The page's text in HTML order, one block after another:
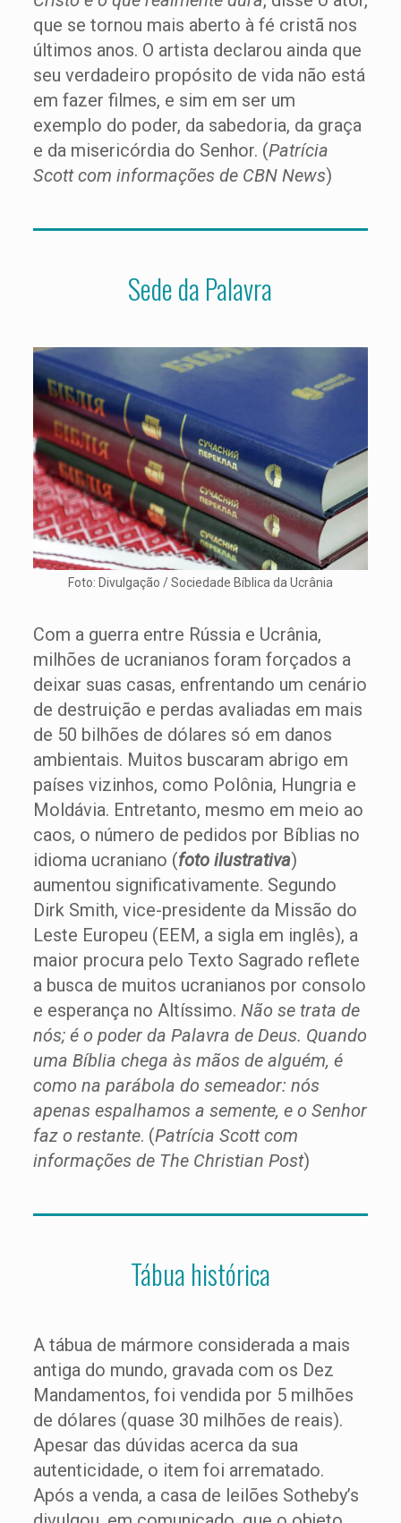
que se tornou mais aberto à fé cristã nos
últimos anos. O artista declarou ainda que
seu verdadeiro propósito de vida não está
em fazer filmes, e sim em ser um
exemplo do poder, da sabedoria, da graça
e da misericórdia do Senhor. (Patrícia
Scott com informações de CBN News)
Sede da Palavra
Foto: Divulgação / Sociedade Bíblica da Ucrânia
Com a guerra entre Rússia e Ucrânia,
milhões de ucranianos foram forçados a
deixar suas casas, enfrentando um cenário
de destruição e perdas avaliadas em mais
de 50 bilhões de dólares só em danos
ambientais. Muitos buscaram abrigo em
países vizinhos, como Polônia, Hungria e
Moldávia. Entretanto, mesmo em meio ao
caos, o número de pedidos por Bíblias no
idioma ucraniano (foto ilustrativa)
aumentou significativamente. Segundo
Dirk Smith, vice-presidente da Missão do
Leste Europeu (EEM, a sigla em inglês), a
maior procura pelo Texto Sagrado reflete
a busca de muitos ucranianos por consolo
e esperança no Altíssimo. Não se trata de
nós; é o poder da Palavra de Deus. Quando
uma Bíblia chega às mãos de alguém, é
como na parábola do semeador: nós
apenas espalhamos a semente, e o Senhor
faz o restante. (Patrícia Scott com
informações de The Christian Post)
Tábua histórica
A tábua de mármore considerada a mais
antiga do mundo, gravada com os Dez
Mandamentos, foi vendida por 5 milhões
de dólares (quase 30 milhões de reais).
Apesar das dúvidas acerca da sua
autenticidade, o item foi arrematado.
Após a venda, a casa de leilões Sotheby’s